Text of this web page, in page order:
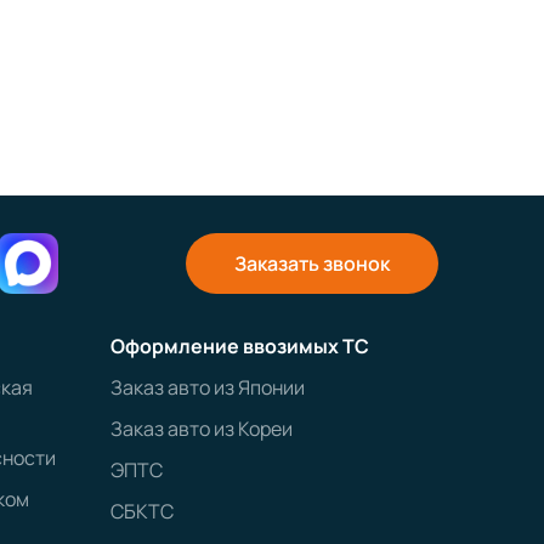
Заказать звонок
Оформление ввозимых ТС
Заказ авто из Японии
Заказ авто из Кореи
ЭПТС
СБКТС